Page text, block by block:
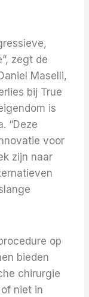
zegt de
Maselli,
bij True
is
“Deze
voor
zijn naar
op
bieden
chirurgie
niet in